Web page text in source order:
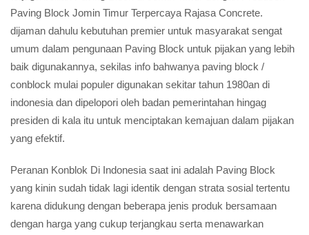
Paving Block Jomin Timur Terpercaya Rajasa Concrete.
dijaman dahulu kebutuhan premier untuk masyarakat sengat
umum dalam pengunaan Paving Block untuk pijakan yang lebih
baik digunakannya, sekilas info bahwanya paving block /
conblock mulai populer digunakan sekitar tahun 1980an di
indonesia dan dipelopori oleh badan pemerintahan hingag
presiden di kala itu untuk menciptakan kemajuan dalam pijakan
yang efektif.
Peranan Konblok Di Indonesia saat ini adalah Paving Block
yang kinin sudah tidak lagi identik dengan strata sosial tertentu
karena didukung dengan beberapa jenis produk bersamaan
dengan harga yang cukup terjangkau serta menawarkan